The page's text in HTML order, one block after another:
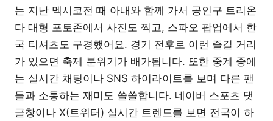
는 지난 멕시코전 때 아내와 함께 가서 공인구 트리온
다 대형 포토존에서 사진도 찍고, 스파오 팝업에서 한
국 티셔츠도 구경했어요. 경기 전후로 이런 즐길 거리
가 있으면 축제 분위기가 배가됩니다. 또한 중계 중에
는 실시간 채팅이나 SNS 하이라이트를 보며 다른 팬
들과 소통하는 재미도 쏠쏠합니다. 네이버 스포츠 댓
글창이나 X(트위터) 실시간 트렌드를 보면 전국이 하